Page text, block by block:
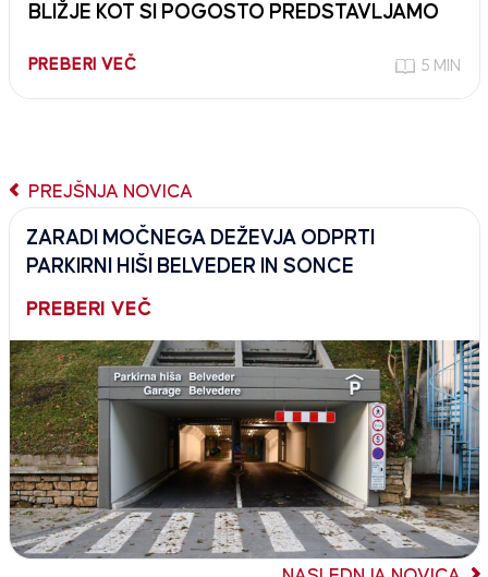
BLIŽJE KOT SI POGOSTO PREDSTAVLJAMO
PREBERI VEČ 5 MIN
PREJŠNJA NOVICA
ZARADI MOČNEGA DEŽEVJA ODPRTI
PARKIRNI HIŠI BELVEDER IN SONCE
PREBERI VEČ